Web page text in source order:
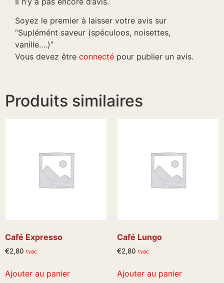
Soyez le premier à laisser votre avis sur
“Suplémént saveur (spéculoos, noisettes,
vanille….)”
Vous devez être connecté pour publier un avis.
Produits similaires
Café Expresso
€2,80 tvac
Ajouter au panier
Café Lungo
€2,80 tvac
Ajouter au panier